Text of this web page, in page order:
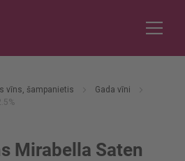
vīns, šampanietis
Gada vīni
Mirabella Saten